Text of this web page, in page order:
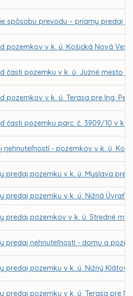
spôsobu prevodu – priamy predaj
pozemkov v k. ú. Košická Nová
časti pozemku v k. ú. Južné mesto
pozemkov v k. ú. Terasa pre Ing.
časti pozemku parc. č. 3909/10 v k.
nehnuteľností - pozemkov v k. ú.
predaj pozemku v k. ú. Myslava pre
predaj pozemku v k. ú. Nižná Úvrať
predaj pozemkov v k. ú. Stredné
predaj nehnuteľností - domu a
predaj pozemku v k. ú. Nižný Klátov
predaj pozemku v k. ú. Terasa pre